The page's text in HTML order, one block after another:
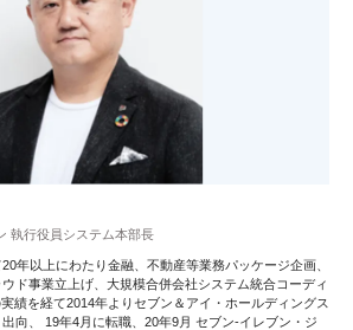
執行役員システム本部長
年以上にわたり金融、不動産等業務パッケージ企画、
ド事業立上げ、大規模合併会社システム統合コーディ
績を経て2014年よりセブン＆アイ・ホールディングス
向、 19年4月に転職、20年9月 セブン‐イレブン・ジ